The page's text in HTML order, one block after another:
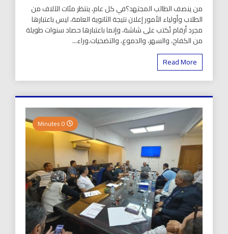
من ينصف الطالب المجتهد؟في كل عام، ينتظر مئات الآلاف من
الطلاب وأولياء الأمور إعلان نتيجة الثانوية العامة، ليس باعتبارها
مجرد أرقام تُكتب على شاشة، وإنما باعتبارها حصاد سنوات طويلة
من الكفاح، والسهر، والدموع، والتضحيات.وراء...
Read More